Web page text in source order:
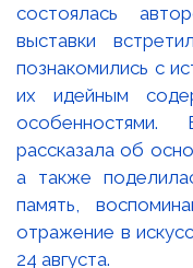
состоялась
выставки
познакомились с
их идейным
рассказала об
а также
память,
отражение в
24 августа.